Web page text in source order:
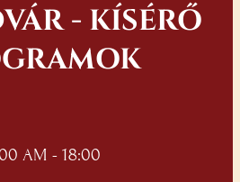
- KÍSÉRŐ
AM - 18:00